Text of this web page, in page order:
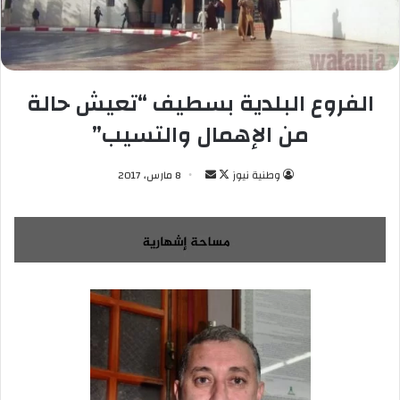
الفروع البلدية بسطيف “تعيش حالة
من الإهمال والتسيب”
وطنية نيوز
ت
ب
ع
ع
X
س
ل
ب
د
ا
إ
ل
8 مارس، 2017